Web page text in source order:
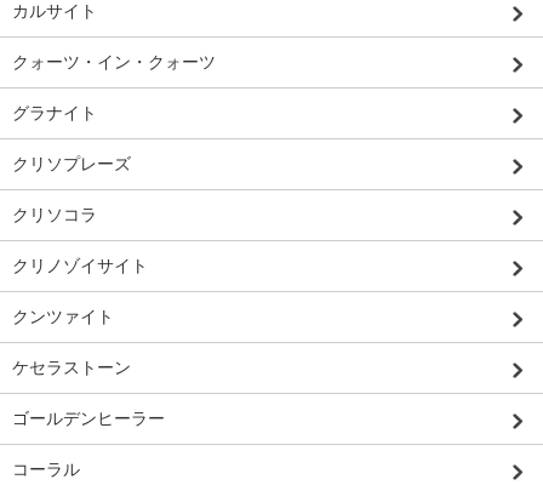
カルサイト
クォーツ・イン・クォーツ
グラナイト
クリソプレーズ
クリソコラ
クリノゾイサイト
クンツァイト
ケセラストーン
ゴールデンヒーラー
コーラル